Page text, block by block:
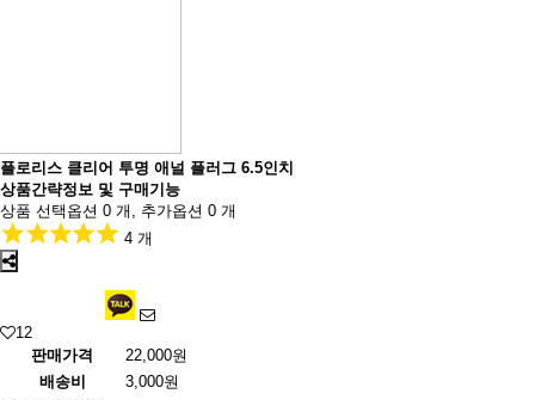
플로리스 클리어 투명 애널 플러그 6.5인치
상품간략정보 및 구매기능
상품 선택옵션 0 개, 추가옵션 0 개
4 개
12
판매가격
22,000원
배송비
3,000원